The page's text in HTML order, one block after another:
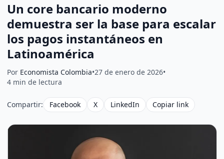
Un core bancario moderno
demuestra ser la base para escalar
los pagos instantáneos en
Latinoamérica
Por Economista Colombia•27 de enero de 2026•
4 min de lectura
Compartir: Facebook X LinkedIn Copiar link